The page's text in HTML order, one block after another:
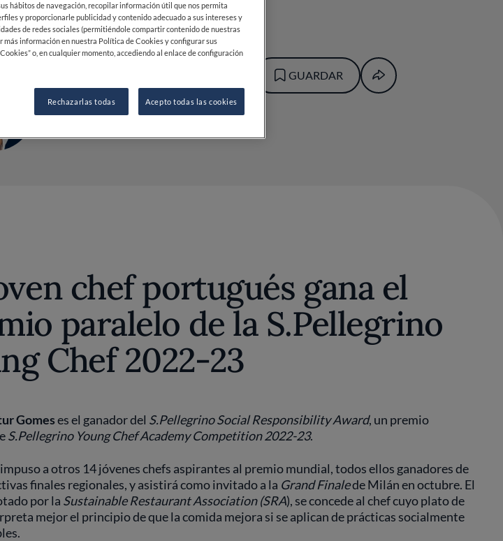
02 AUG 2023
GUARDAR
chef portugués gana el
paralelo de la S.Pellegrino
Chef 2022-23
Gomeses el ganador del S.Pellegrino Social Responsibility Award, un premio
S.Pellegrino Young Chef Academy Competition 2022-23.
a otros 14 jóvenes chefs aspirantes al premio mundial, todos ellos ganadores de
finales regionales, y asistirá como invitado a la Grand Finalede Milán en octubre. El
por la Sustainable Restaurant Association (SRA), se concede al chef cuyo plato de
mejor el principio de que la comida mejora si se aplican de prácticas socialmente
hábitos de navegación, recopilar información útil que nos permita
y proporcionarle publicidad y contenido adecuado a sus intereses y
de redes sociales (permitiéndole compartir contenido de nuestras
más información en nuestra Política de Cookies y configurar sus
o, en cualquier momento, accediendo al enlace de configuración
Rechazarlas todas Acepto todas las cookies